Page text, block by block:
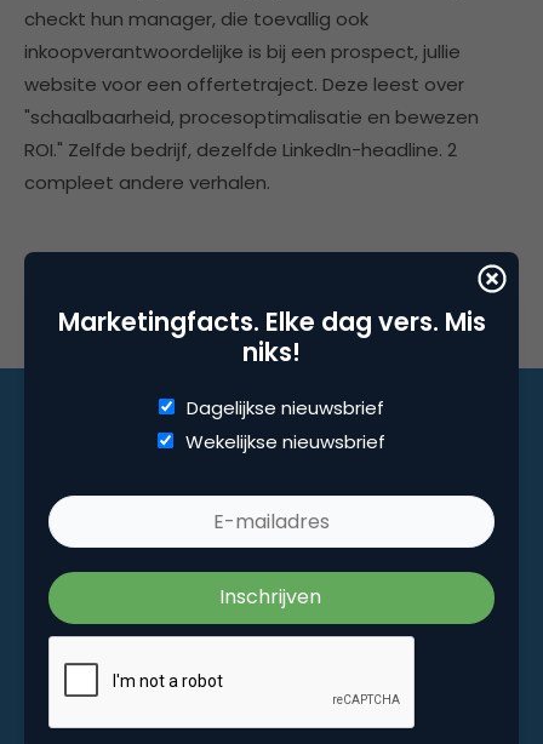
checkt hun manager, die toevallig ook
inkoopverantwoordelijke is bij een prospect, jullie
website voor een offertetraject. Deze leest over
"schaalbaarheid, procesoptimalisatie en bewezen
ROI." Zelfde bedrijf, dezelfde LinkedIn-headline. 2
compleet andere verhalen.
Marketingfacts. Elke dag vers. Mis
niks!
Dagelijkse nieuwsbrief
Wekelijkse nieuwsbrief
Dagelijkse nieuwsbrief
Wekelijkse nieuwsbrief